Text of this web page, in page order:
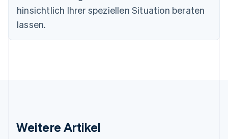
hinsichtlich Ihrer speziellen Situation beraten
lassen.
Weitere Artikel
简体中文English
Finnland
English
Frankreich
Irland